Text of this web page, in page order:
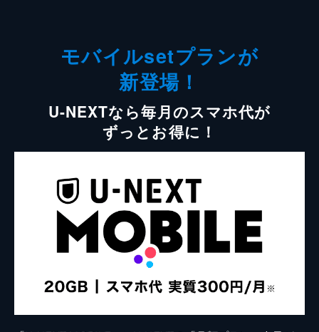
モバイルsetプランが
新登場！
U-NEXTなら毎月のスマホ代が
ずっとお得に！